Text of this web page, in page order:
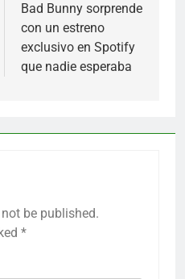
Bad Bunny sorprende
con un estreno
exclusivo en Spotify
que nadie esperaba
be published.
*